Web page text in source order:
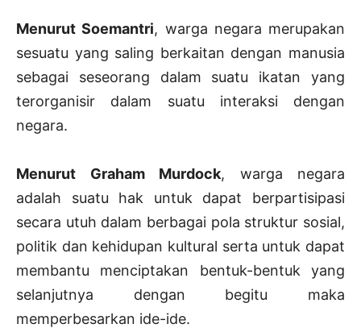
Menurut Soemantri, warga negara merupakan
sesuatu yang saling berkaitan dengan manusia
sebagai seseorang dalam suatu ikatan yang
terorganisir dalam suatu interaksi dengan
negara.
Menurut Graham Murdock, warga negara
adalah suatu hak untuk dapat berpartisipasi
secara utuh dalam berbagai pola struktur sosial,
politik dan kehidupan kultural serta untuk dapat
membantu menciptakan bentuk-bentuk yang
selanjutnya dengan begitu maka
memperbesarkan ide-ide.